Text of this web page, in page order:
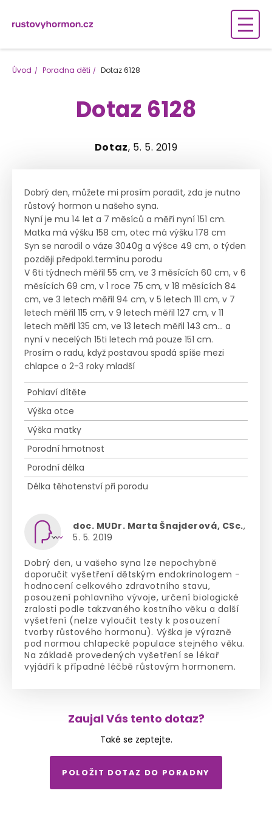
Úvod Poradna děti Dotaz 6128
Dotaz 6128
Dotaz, 5. 5. 2019
Dobrý den, můžete mi prosím poradit, zda je nutno
růstový hormon u našeho syna.
Nyní je mu 14 let a 7 měsíců a měří nyní 151 cm.
Matka má výšku 158 cm, otec má výšku 178 cm
Syn se narodil o váze 3040g a výšce 49 cm, o týden
později předpokl.termínu porodu
V 6ti týdnech měřil 55 cm, ve 3 měsících 60 cm, v 6
měsících 69 cm, v 1 roce 75 cm, v 18 měsících 84
cm, ve 3 letech měřil 94 cm, v 5 letech 111 cm, v 7
letech měřil 115 cm, v 9 letech měřil 127 cm, v 11
letech měřil 135 cm, ve 13 letech měřil 143 cm... a
nyní v necelých 15ti letech má pouze 151 cm.
Prosím o radu, když postavou spadá spíše mezi
chlapce o 2-3 roky mladší
Pohlaví dítěte
Výška otce
Výška matky
Porodní hmotnost
Porodní délka
Délka těhotenství při porodu
doc. MUDr. Marta Šnajderová, CSc.,
5. 5. 2019
Dobrý den, u vašeho syna lze nepochybně
doporučit vyšetření dětským endokrinologem -
hodnocení celkového zdravotního stavu,
posouzení pohlavního vývoje, určení biologické
zralosti podle takzvaného kostního věku a další
vyšetření (nelze vyloučit testy k posouzení
tvorby růstového hormonu). Výška je výrazně
pod normou chlapecké populace stejného věku.
Na základě provedených vyšetření se lékař
vyjádří k případné léčbě růstovým hormonem.
Zaujal Vás tento dotaz?
Také se zeptejte.
POLOŽIT DOTAZ DO PORADNY